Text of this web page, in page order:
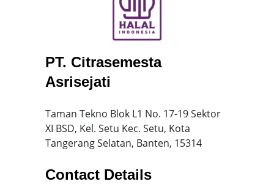
PT. Citrasemesta
Asrisejati
Taman Tekno Blok L1 No. 17-19 Sektor
XI BSD, Kel. Setu Kec. Setu, Kota
Tangerang Selatan, Banten, 15314
Contact Details